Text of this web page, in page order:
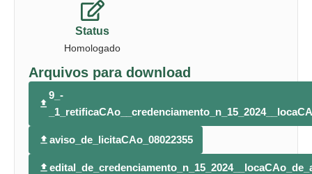
Status
Homologado
Arquivos para download
9_-
aviso_de_licitaCAo_08022355